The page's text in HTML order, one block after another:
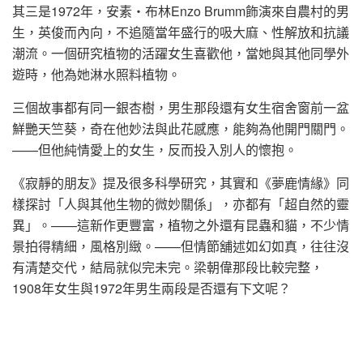
其三是1972年，安素‧布林Enzo Brumm飾演來自農村的男
生，英俊而內向，不追隨當年盛行的吸大麻、性解放和抗議
潮流。一個研究植物的活躍女生喜歡他，當她與其他同學外
遊時，他為她淋水照料植物。
三個故事都有同一銀杏樹，男生那段還有女生宿舍窗前一盆
鮮艷天竺葵，奇在他妙法與此花感應，能夠為他開門關門。
——但他純情愛上的女生，反而投入別人的懷抱。
《寂靜的朋友》提及很多科學研究，其實和《夢鹿情緣》同
樣探討「人與其他生物的微妙關係」，亦都有「超自然的靈
異」。——這新作更豐富，植物之外還有昆蟲和貓，不少情
景拍得精細，風格別緻。——但情節舖述如幻如真，往往沒
有清楚交代，結局就似完未完。梁朝偉那段比較完整，
1908年女生與1972年男生兩段是否還有下文呢？